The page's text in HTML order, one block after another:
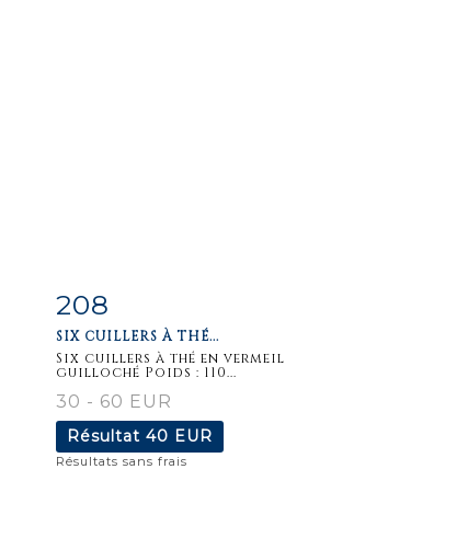
Fiche
208
SIX CUILLERS À THÉ...
Six cuillers à thé en vermeil
guilloché Poids : 110...
30 - 60 EUR
Résultat 40 EUR
Résultats sans frais